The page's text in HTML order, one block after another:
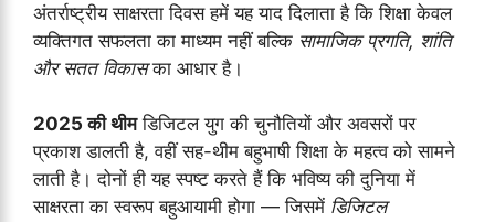
अंतर्राष्ट्रीय साक्षरता दिवस हमें यह याद दिलाता है कि शिक्षा केवल
व्यक्तिगत सफलता का माध्यम नहीं बल्कि सामाजिक प्रगति, शांति
और सतत विकासका आधार है।
2025 की थीमडिजिटल युग की चुनौतियों और अवसरों पर
प्रकाश डालती है, वहीं सह-थीम बहुभाषी शिक्षा के महत्व को सामने
लाती है। दोनों ही यह स्पष्ट करते हैं कि भविष्य की दुनिया में
साक्षरता का स्वरूप बहुआयामी होगा — जिसमें डिजिटल